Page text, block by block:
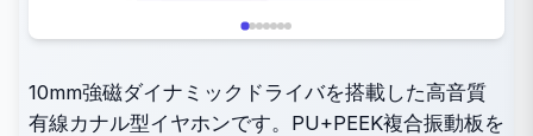
10mm強磁ダイナミックドライバを搭載した高音質
有線カナル型イヤホンです。PU+PEEK複合振動板を